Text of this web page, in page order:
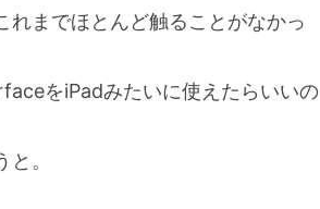
れまでほとんど触ることがなかっ
をiPadみたいに使えたらいいの
。